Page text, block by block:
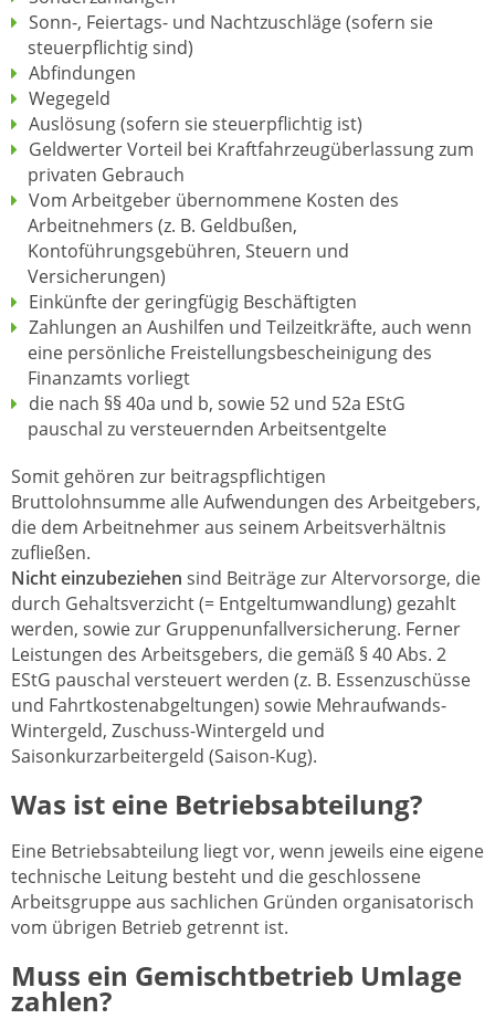
Sonn-, Feiertags- und Nachtzuschläge (sofern sie
steuerpflichtig sind)
Abfindungen
Wegegeld
Auslösung (sofern sie steuerpflichtig ist)
Geldwerter Vorteil bei Kraftfahrzeugüberlassung zum
privaten Gebrauch
Vom Arbeitgeber übernommene Kosten des
Arbeitnehmers (z. B. Geldbußen,
Kontoführungsgebühren, Steuern und
Versicherungen)
Einkünfte der geringfügig Beschäftigten
Zahlungen an Aushilfen und Teilzeitkräfte, auch wenn
eine persönliche Freistellungsbescheinigung des
Finanzamts vorliegt
die nach §§ 40a und b, sowie 52 und 52a EStG
pauschal zu versteuernden Arbeitsentgelte
Somit gehören zur beitragspflichtigen
Bruttolohnsumme alle Aufwendungen des Arbeitgebers,
die dem Arbeitnehmer aus seinem Arbeitsverhältnis
zufließen.
Nicht einzubeziehen sind Beiträge zur Altervorsorge, die
durch Gehaltsverzicht (= Entgeltumwandlung) gezahlt
werden, sowie zur Gruppenunfallversicherung. Ferner
Leistungen des Arbeitsgebers, die gemäß § 40 Abs. 2
EStG pauschal versteuert werden (z. B. Essenzuschüsse
und Fahrtkostenabgeltungen) sowie Mehraufwands-
Wintergeld, Zuschuss-Wintergeld und
Saisonkurzarbeitergeld (Saison-Kug).
Was ist eine Betriebsabteilung?
Eine Betriebsabteilung liegt vor, wenn jeweils eine eigene
technische Leitung besteht und die geschlossene
Arbeitsgruppe aus sachlichen Gründen organisatorisch
vom übrigen Betrieb getrennt ist.
Muss ein Gemischtbetrieb Umlage
zahlen?